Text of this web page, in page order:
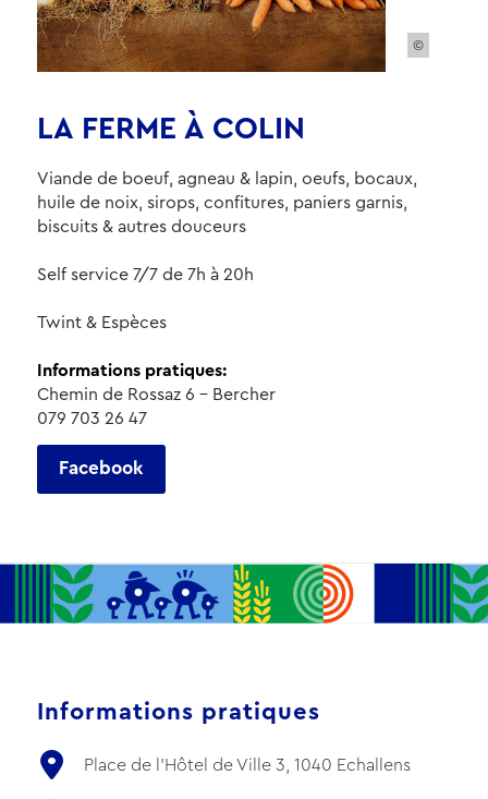
©
LA FERME À COLIN
Viande de boeuf, agneau & lapin, oeufs, bocaux,
huile de noix, sirops, confitures, paniers garnis,
biscuits & autres douceurs
Self service 7/7 de 7h à 20h
Twint & Espèces
Informations pratiques:
Chemin de Rossaz 6 - Bercher
079 703 26 47
Facebook
Informations pratiques
Place de l'Hôtel de Ville 3, 1040 Echallens